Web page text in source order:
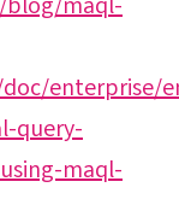
blog/maql-
enterprise/
query-
maql-